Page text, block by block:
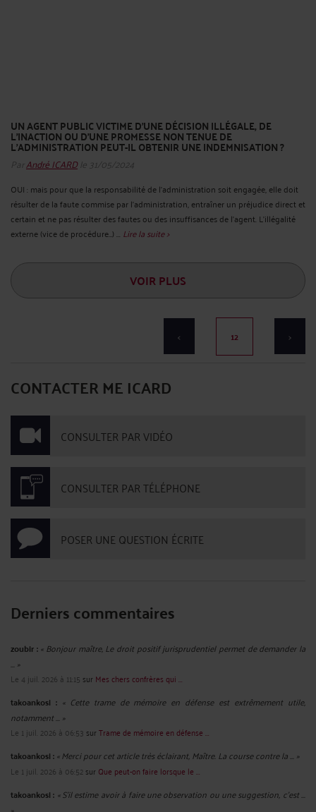
UN AGENT PUBLIC VICTIME D’UNE DÉCISION ILLÉGALE, DE
L’INACTION OU D’UNE PROMESSE NON TENUE DE
L’ADMINISTRATION PEUT-IL OBTENIR UNE INDEMNISATION ?
ParAndré ICARDle 31/05/2024
OUI : mais pour que la responsabilité de l’administration soit engagée, elle doit
résulter de la faute commise par l’administration, entraîner un préjudice direct et
certain et ne pas résulter des fautes ou des insuffisances de l’agent. L’illégalité
externe (vice de procédure…) ... Lire la suite >
VOIR PLUS
< 12 >
CONTACTER ME ICARD
CONSULTER PAR VIDÉO
CONSULTER PAR TÉLÉPHONE
POSER UNE QUESTION ÉCRITE
Derniers commentaires
zoubir : « Bonjour maître, Le droit positif jurisprudentiel permet de demander la
... »
Le 4 juil. 2026 à 11:15 sur Mes chers confrères qui ...
takoankosi : « Cette trame de mémoire en défense est extrêmement utile,
notamment ... »
Le 1 juil. 2026 à 06:53 surTrame de mémoire en défense ...
takoankosi :« Merci pour cet article très éclairant, Maître. La course contre la ... »
Le 1 juil. 2026 à 06:52sur Que peut-on faire lorsque le ...
takoankosi : « S’il estime avoir à faire une observation ou une suggestion, c’est ...